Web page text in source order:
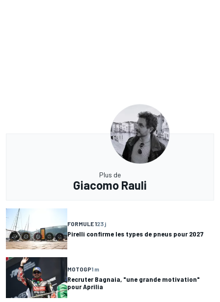
Plus de
Giacomo Rauli
FORMULE 123 j
Pirelli confirme les types de pneus pour 2027
MOTOGP1 m
Recruter Bagnaia, "une grande motivation"
pour Aprilia